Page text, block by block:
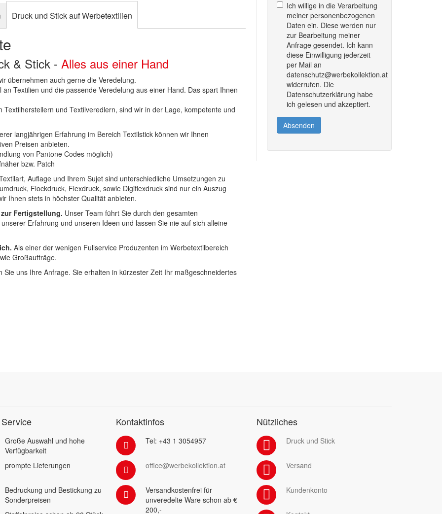
Ich willige in die Verarbeitung
meiner personenbezogenen
Daten ein. Diese werden nur
zur Bearbeitung meiner
Anfrage gesendet. Ich kann
diese Einwilligung jederzeit
per Mail an
datenschutz@werbekollektion.at
widerrufen. Die
Datenschutzerklärung habe
ich gelesen und akzeptiert.
Absenden
Druck und Stick auf Werbetextilien
& Stick -Alles aus einer Hand
übernehmen auch gerne die Veredelung.
Textilien und die passende Veredelung aus einer Hand. Das spart Ihnen
und Textilveredlern, sind wir in der Lage, kompetente und
langjährigen Erfahrung im Bereich Textilstick können wir Ihnen
Preisen anbieten.
von Pantone Codes möglich)
bzw. Patch
Auflage und Ihrem Sujet sind unterschiedliche Umsetzungen zu
Flockdruck, Flexdruck, sowie Digiflexdruck sind nur ein Auszug
Ihnen stets in höchster Qualität anbieten.
Fertigstellung. Unser Team führt Sie durch den gesamten
Erfahrung und unseren Ideen und lassen Sie nie auf sich alleine
Als einer der wenigen Fullservice Produzenten im Werbetextilbereich
Großaufträge.
uns Ihre Anfrage. Sie erhalten in kürzester Zeit Ihr maßgeschneidertes
Große Auswahl und hohe
Verfügbarkeit
prompte Lieferungen
Bedruckung und Bestickung zu
Sonderpreisen
Kontaktinfos
Tel: +43 1 3054957
office@werbekollektion.at
Versandkostenfrei für
unveredelte Ware schon ab €
200,-
Nützliches
Druck und Stick
Versand
Kundenkonto